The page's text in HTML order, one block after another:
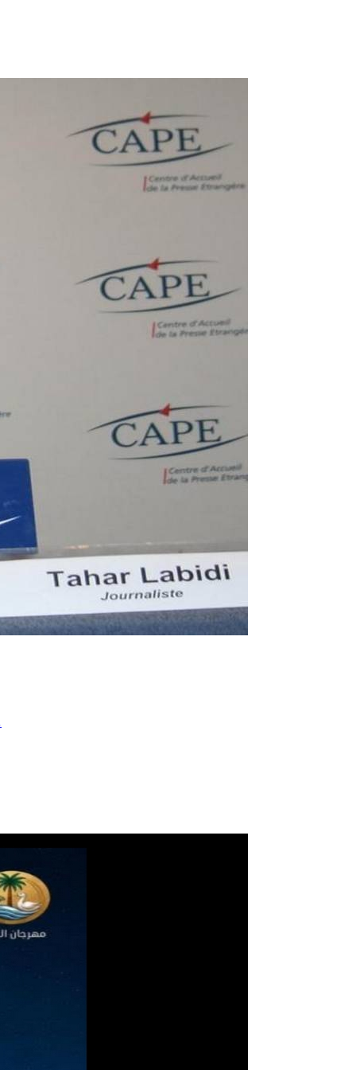
● مَنْ أنتَ